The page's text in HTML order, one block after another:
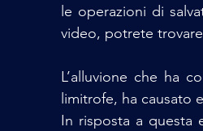
le operazioni di
video, potrete
L’alluvione che ha
limitrofe, ha causato
In risposta a questa